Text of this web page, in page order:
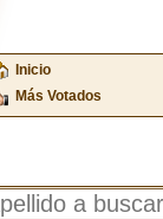
Inicio
Más Votados